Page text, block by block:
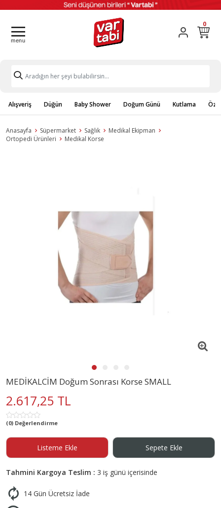
0
Alışveriş Düğün Baby Shower Doğum Günü Kutlama
Anasayfa Süpermarket Sağlık
Medikal Ekipman
Ortopedi Ürünleri
Medikal Korse
MEDİKALCİM Doğum Sonrası Korse SMALL
2.617,25 TL
(0) Değerlendirme
Listeme Ekle Sepete Ekle
Tahmini Kargoya Teslim : 3 iş günü içerisinde
14 Gün Ücretsiz İade